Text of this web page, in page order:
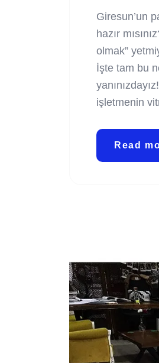
Giresun’un
hazır
olmak”
İşte tam bu
işletmenin
Read